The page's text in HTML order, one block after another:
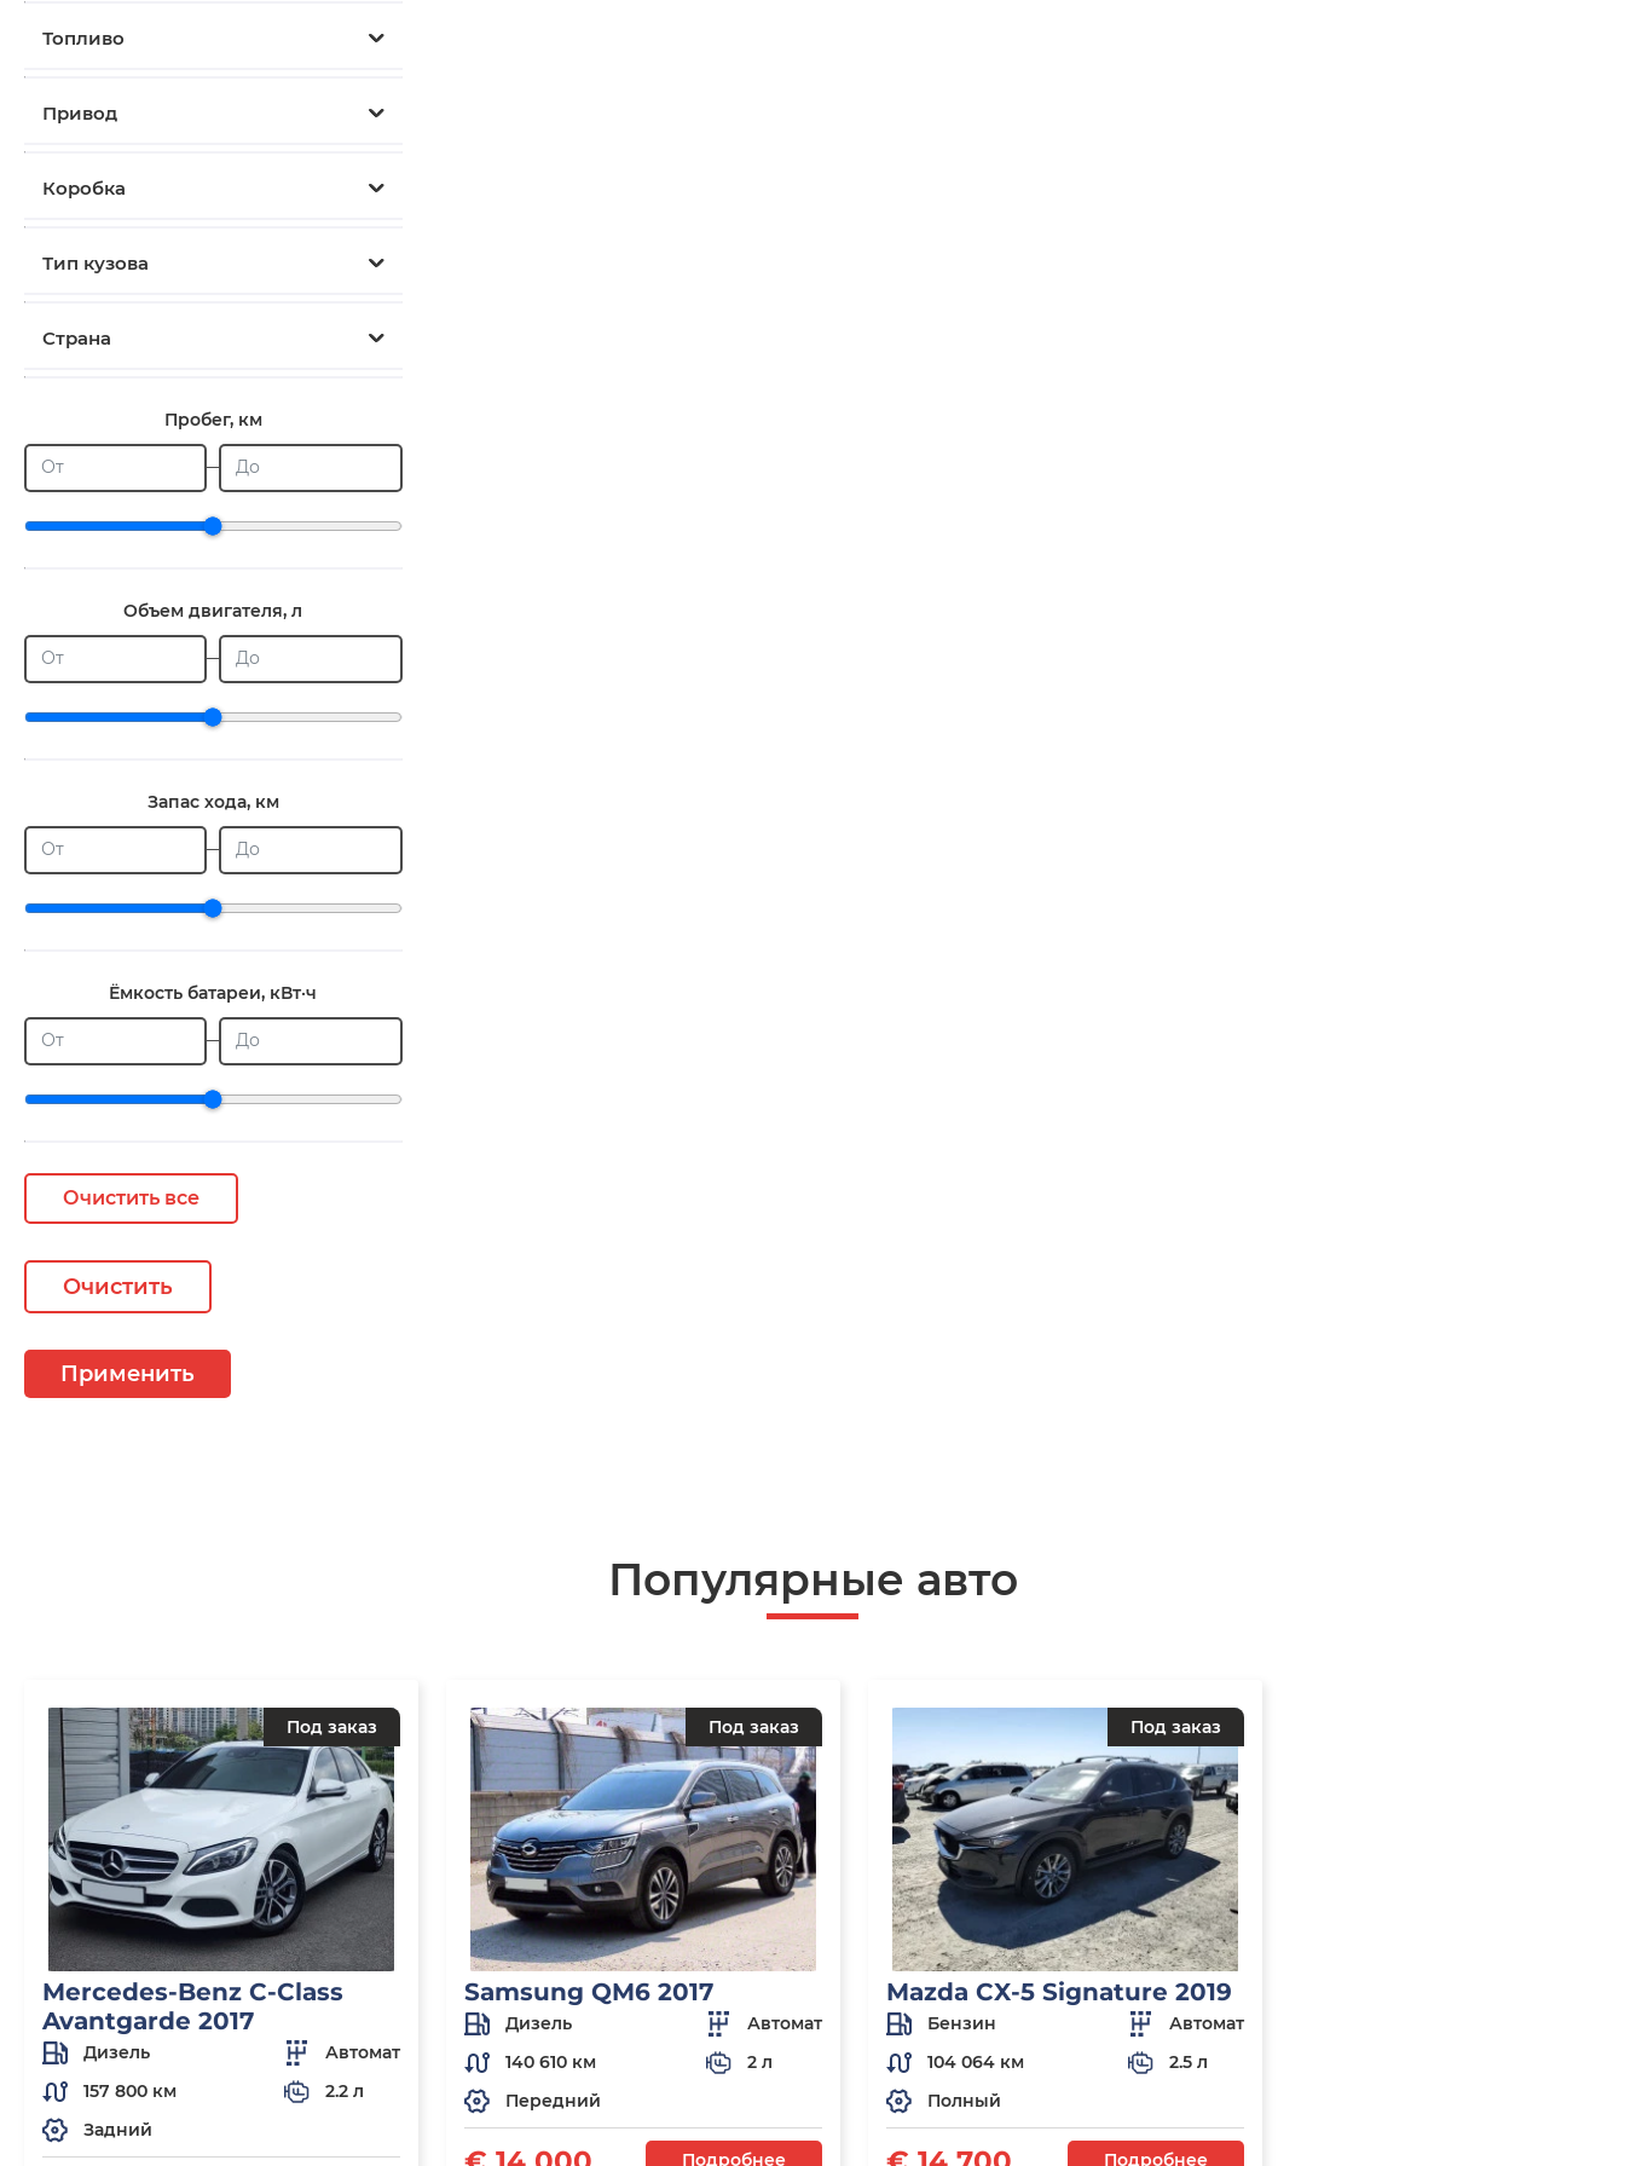
Топливо
Привод
Коробка
Тип кузова
Страна
Пробег, км
От До
Объем двигателя, л
От До
Запас хода, км
От До
Ёмкость батареи, кВт·ч
От До
Очистить все
Очистить
Применить
Популярные авто
Под заказ
Mercedes-Benz C-Class
Avantgarde 2017
Дизель
Автомат
157 800 км
2.2 л
Задний
Под заказ
Samsung QM6 2017
Дизель
Автомат
140 610 км
2 л
Передний
Подробнее
Под заказ
Mazda CX-5 Signature 2019
Бензин
Автомат
104 064 км
2.5 л
Полный
Подробнее